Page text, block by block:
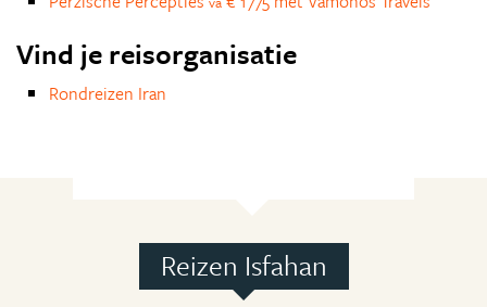
Vind je reisorganisatie
Rondreizen Iran
Reizen Isfahan